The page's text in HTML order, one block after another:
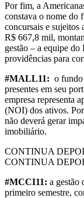
Por fim, a
constava o nome do
concursais e sujeitos
R$ 667,8 mil,
gestão – a equipe
providências para
#MALL11: o fundo
presentes em seu
empresa representa
(NOI) dos ativos.
não deverá gerar
imobiliário.
CONTINUA
CONTINUA
#MCCI11: a gestão
primeiro semestre,